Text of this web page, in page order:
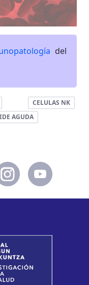
del
CELULAS NK
AGUDA